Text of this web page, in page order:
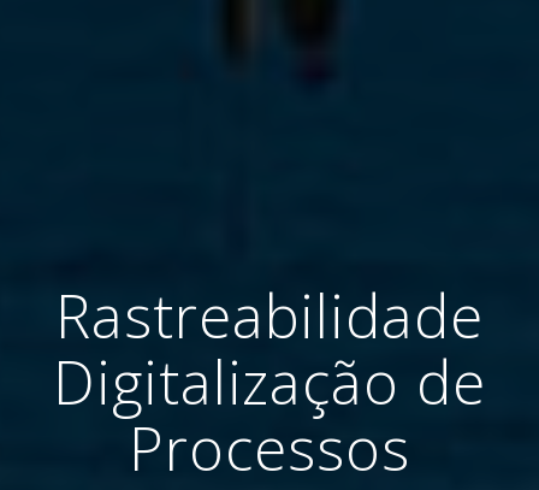
Rastreabilidade
Digitalização de
Processos